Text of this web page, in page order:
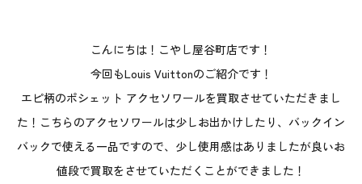
こんにちは！こやし屋谷町店です！
今回もLouis Vuittonのご紹介です！
エピ柄のポシェット アクセソワールを買取させていただきまし
た！こちらのアクセソワールは少しお出かけしたり、バックイン
バックで使える一品ですので、少し使用感はありましたが良いお
値段で買取をさせていただくことができました！